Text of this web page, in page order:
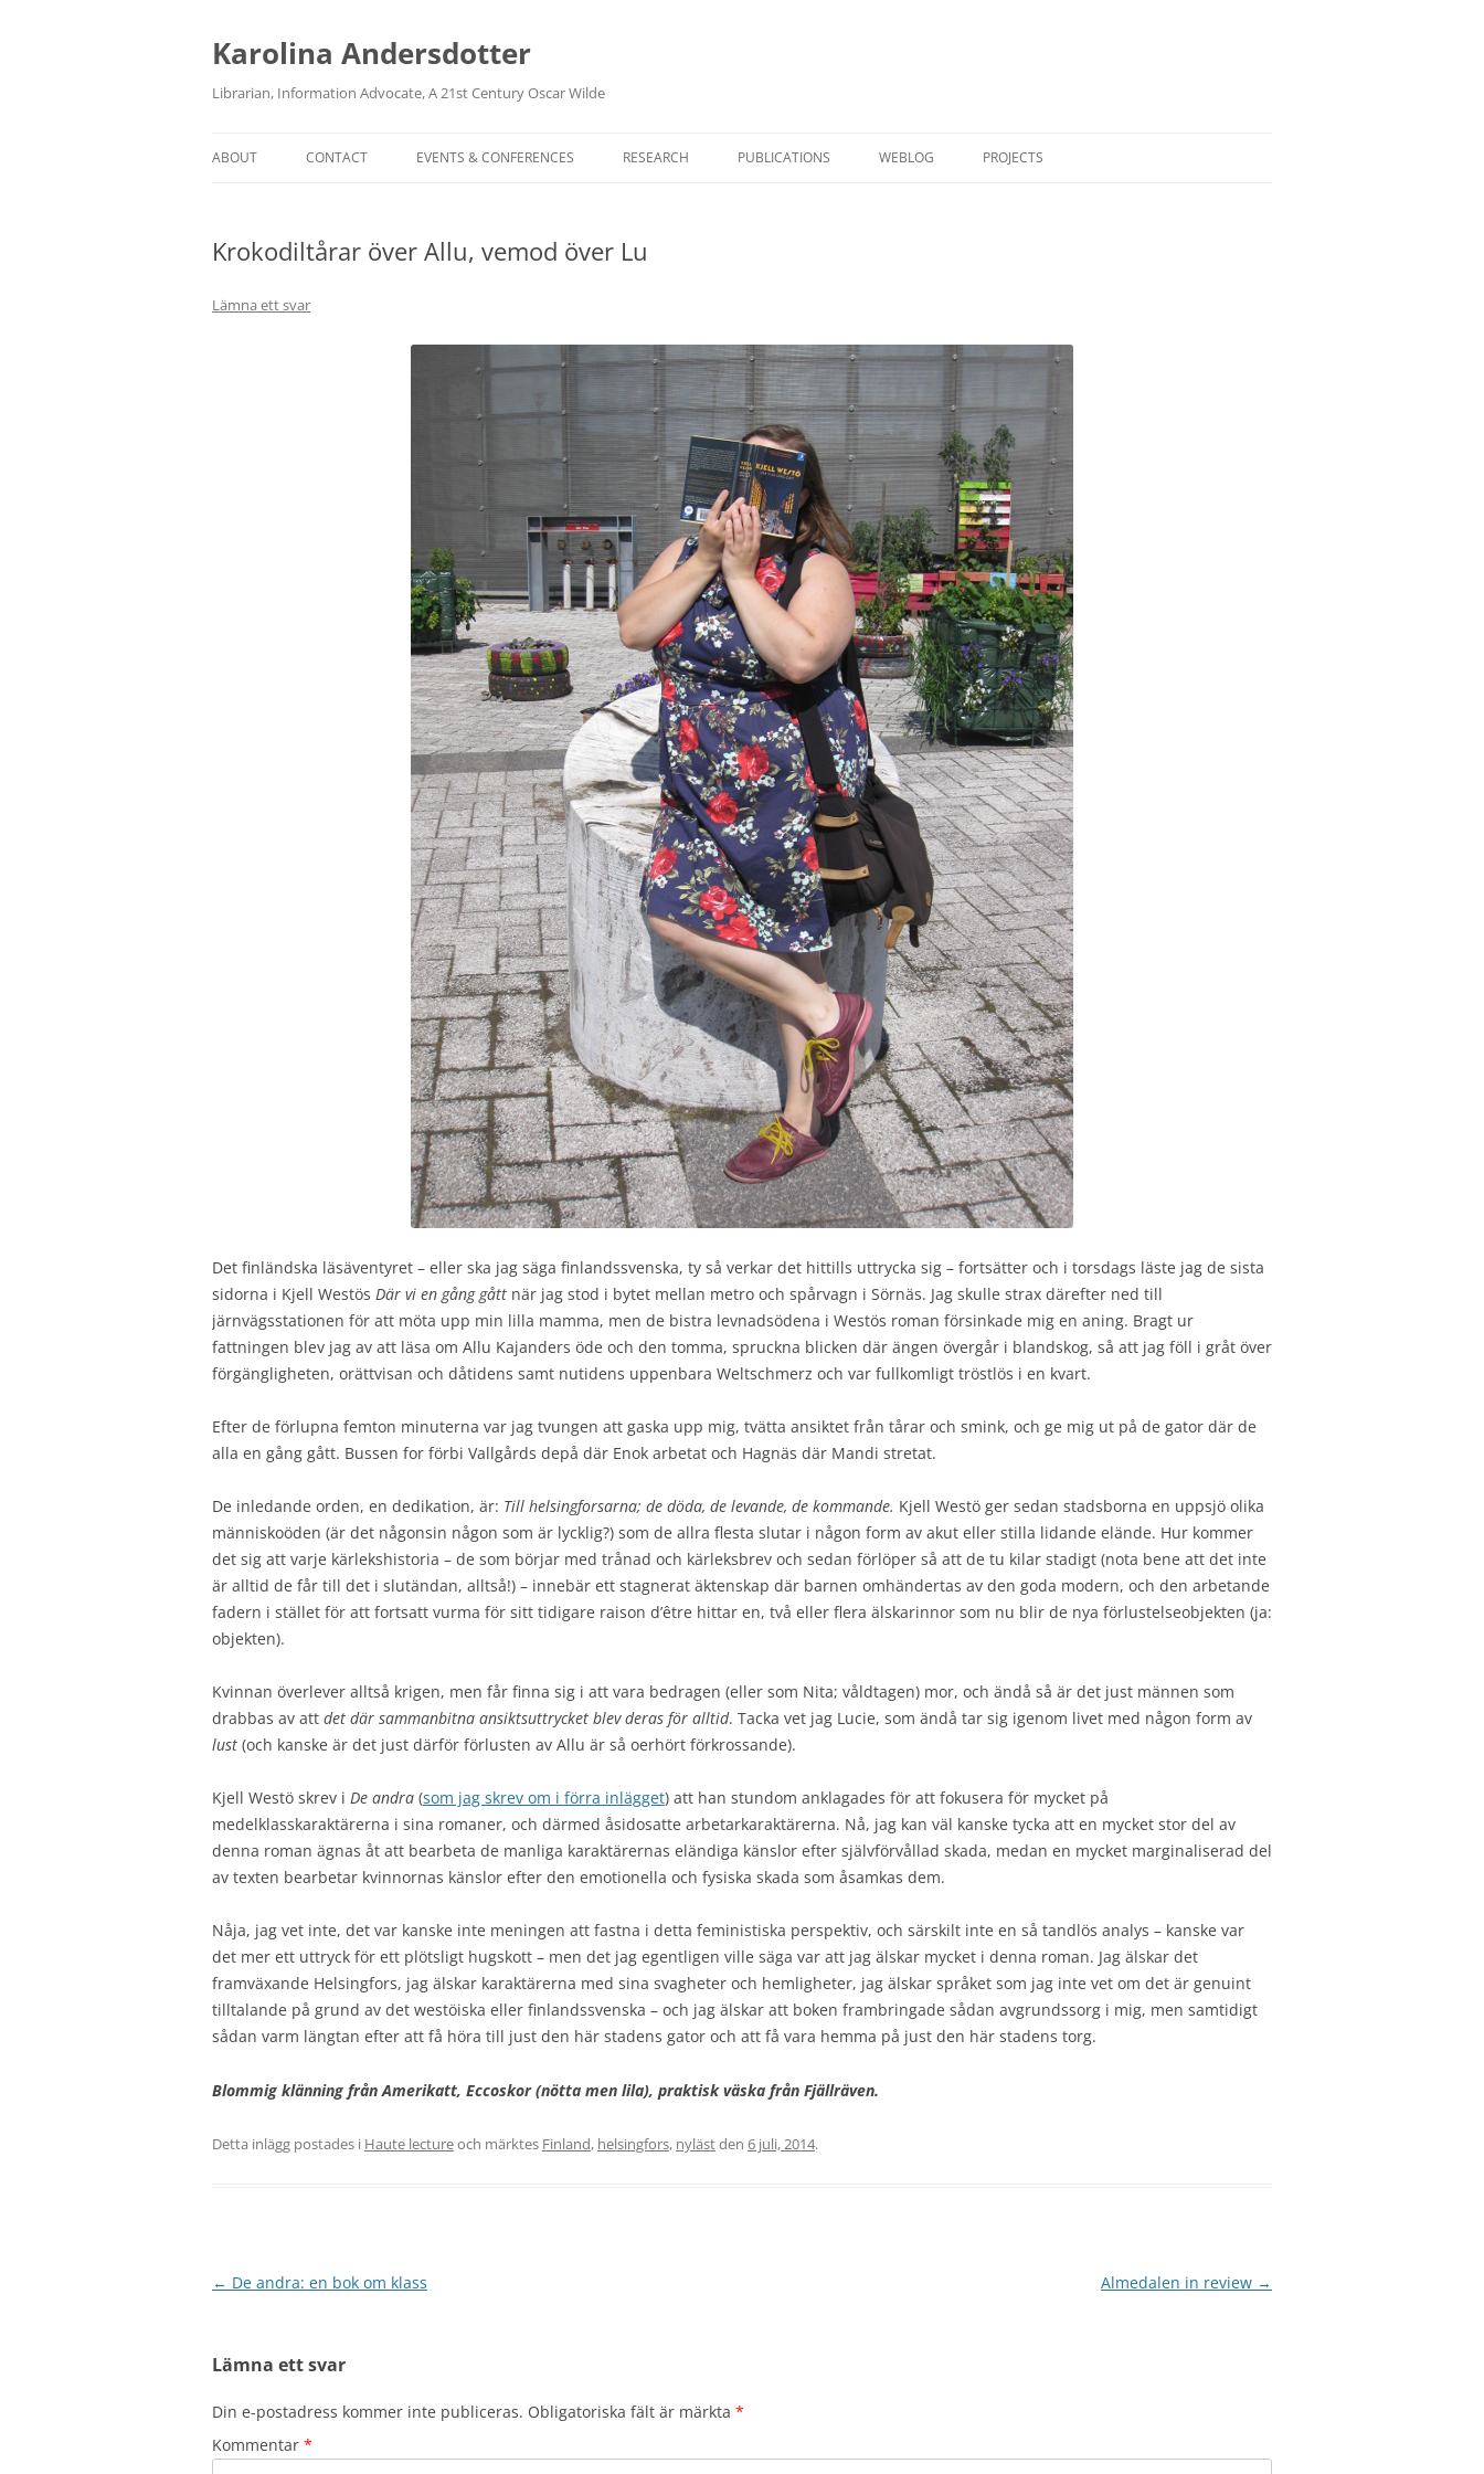
Karolina Andersdotter
Librarian, Information Advocate, A 21st Century Oscar Wilde
till
ABOUT CONTACT EVENTS & CONFERENCES RESEARCH PUBLICATIONS WEBLOG PROJECTS
HOW TO SPOT FAKE NEWS
OFFENTLIG KONST
LISTOR
Krokodiltårar över Allu, vemod över Lu
Lämna ett svar
Det finländska läsäventyret – eller ska jag säga finlandssvenska, ty så verkar det hittills uttrycka sig – fortsätter och i torsdags läste jag de sista
sidorna i Kjell Westös Där vi en gång gått när jag stod i bytet mellan metro och spårvagn i Sörnäs. Jag skulle strax därefter ned till
järnvägsstationen för att möta upp min lilla mamma, men de bistra levnadsödena i Westös roman försinkade mig en aning. Bragt ur
fattningen blev jag av att läsa om Allu Kajanders öde och den tomma, spruckna blicken där ängen övergår i blandskog, så att jag föll i gråt över
förgängligheten, orättvisan och dåtidens samt nutidens uppenbara Weltschmerz och var fullkomligt tröstlös i en kvart.
Efter de förlupna femton minuterna var jag tvungen att gaska upp mig, tvätta ansiktet från tårar och smink, och ge mig ut på de gator där de
alla en gång gått. Bussen for förbi Vallgårds depå där Enok arbetat och Hagnäs där Mandi stretat.
De inledande orden, en dedikation, är: Till helsingforsarna; de döda, de levande, de kommande. Kjell Westö ger sedan stadsborna en uppsjö olika
människoöden (är det någonsin någon som är lycklig?) som de allra flesta slutar i någon form av akut eller stilla lidande elände. Hur kommer
det sig att varje kärlekshistoria – de som börjar med trånad och kärleksbrev och sedan förlöper så att de tu kilar stadigt (nota bene att det inte
är alltid de får till det i slutändan, alltså!) – innebär ett stagnerat äktenskap där barnen omhändertas av den goda modern, och den arbetande
fadern i stället för att fortsatt vurma för sitt tidigare raison d’être hittar en, två eller flera älskarinnor som nu blir de nya förlustelseobjekten (ja:
objekten).
Kvinnan överlever alltså krigen, men får finna sig i att vara bedragen (eller som Nita; våldtagen) mor, och ändå så är det just männen som
drabbas av att det där sammanbitna ansiktsuttrycket blev deras för alltid. Tacka vet jag Lucie, som ändå tar sig igenom livet med någon form av
lust (och kanske är det just därför förlusten av Allu är så oerhört förkrossande).
Kjell Westö skrev i De andra (som jag skrev om i förra inlägget) att han stundom anklagades för att fokusera för mycket på
medelklasskaraktärerna i sina romaner, och därmed åsidosatte arbetarkaraktärerna. Nå, jag kan väl kanske tycka att en mycket stor del av
denna roman ägnas åt att bearbeta de manliga karaktärernas eländiga känslor efter självförvållad skada, medan en mycket marginaliserad del
av texten bearbetar kvinnornas känslor efter den emotionella och fysiska skada som åsamkas dem.
Nåja, jag vet inte, det var kanske inte meningen att fastna i detta feministiska perspektiv, och särskilt inte en så tandlös analys – kanske var
det mer ett uttryck för ett plötsligt hugskott – men det jag egentligen ville säga var att jag älskar mycket i denna roman. Jag älskar det
framväxande Helsingfors, jag älskar karaktärerna med sina svagheter och hemligheter, jag älskar språket som jag inte vet om det är genuint
tilltalande på grund av det westöiska eller finlandssvenska – och jag älskar att boken frambringade sådan avgrundssorg i mig, men samtidigt
sådan varm längtan efter att få höra till just den här stadens gator och att få vara hemma på just den här stadens torg.
Blommig klänning från Amerikatt, Eccoskor (nötta men lila), praktisk väska från Fjällräven.
Detta inlägg postades i Haute lectureoch märktes Finland, helsingfors, nylästden 6 juli, 2014.
Inläggsnavigering
← De andra: en bok om klass Almedalen in review →
Lämna ett svar
Din e-postadress kommer inte publiceras. Obligatoriska fält är märkta *
Kommentar *